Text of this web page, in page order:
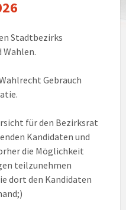
Stadtbezirks
Wahlen.
Gebrauch
für den Bezirksrat
Kandidaten und
die Möglichkeit
teilzunehmen
dort den Kandidaten